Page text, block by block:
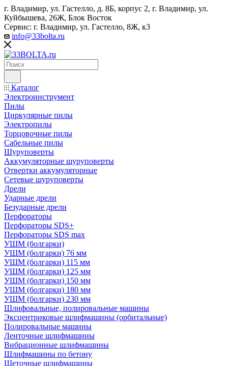
г. Владимир, ул. Гастелло, д. 8Б, корпус 2, г. Владимир, ул. ​
Куйбышева, 26Ж, Блок Восток
Сервис: г. Владимир, ул. Гастелло, 8Ж, к3
info@33bolta.ru
Каталог
Электроинструмент
Пилы
Циркулярные пилы
Электропилы
Торцовочные пилы
Сабельные пилы
Шуруповерты
Аккумуляторные шуруповерты
Отвертки аккумуляторные
Сетевые шуруповерты
Дрели
Ударные дрели
Безударные дрели
Перфораторы
Перфораторы SDS+
Перфораторы SDS max
УШМ (болгарки)
УШМ (болгарки) 76 мм
УШМ (болгарки) 115 мм
УШМ (болгарки) 125 мм
УШМ (болгарки) 150 мм
УШМ (болгарки) 180 мм
УШМ (болгарки) 230 мм
Шлифовальные, полировальные машины
Эксцентриковые шлифмашины (орбитальные)
Полировальные машины
Ленточные шлифмашины
Вибрационные шлифмашины
Шлифмашины по бетону
Щеточные шлифмашины